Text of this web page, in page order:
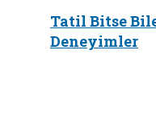
Tatil Bitse
Deneyimler